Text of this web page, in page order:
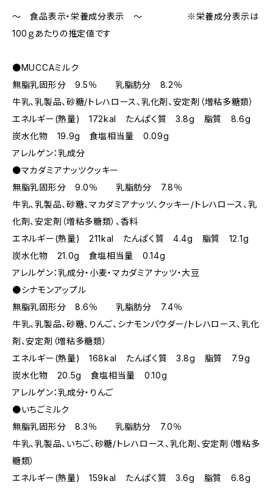
～ 食品表示・栄養成分表示 ～ ※栄養成分表示は
100ｇあたりの推定値です
●MUCCAミルク
無脂乳固形分 9.5％ 乳脂肪分 8.2％
牛乳、乳製品、砂糖/トレハロース、乳化剤、安定剤（増粘多糖類）
エネルギー(熱量) 172kal たんぱく質 3.8g 脂質 8.6g
炭水化物 19.9g 食塩相当量 0.09g
アレルゲン：乳成分
●マカダミアナッツクッキー
無脂乳固形分 9.0％ 乳脂肪分 7.8％
牛乳、乳製品、砂糖、マカダミアナッツ、クッキー/トレハロース、乳
化剤、安定剤（増粘多糖類）、香料
エネルギー(熱量) 211kal たんぱく質 4.4g 脂質 12.1g
炭水化物 21.0g 食塩相当量 0.14g
アレルゲン：乳成分・小麦・マカダミアナッツ・大豆
●シナモンアップル
無脂乳固形分 8.6％ 乳脂肪分 7.4％
牛乳、乳製品、砂糖、りんご、シナモンパウダー/トレハロース、乳化
剤、安定剤（増粘多糖類）
エネルギー(熱量) 168kal たんぱく質 3.8g 脂質 7.9g
炭水化物 20.5g 食塩相当量 0.10g
アレルゲン：乳成分・りんご
●いちごミルク
無脂乳固形分 8.3％ 乳脂肪分 7.0％
牛乳、乳製品、いちご、砂糖/トレハロース、乳化剤、安定剤（増粘多
糖類）
エネルギー(熱量) 159kal たんぱく質 3.6g 脂質 6.8g